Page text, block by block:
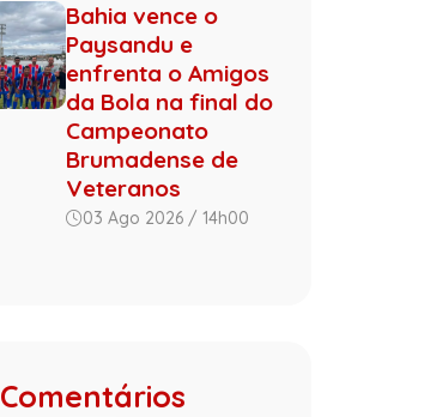
Bahia vence o
Paysandu e
enfrenta o Amigos
da Bola na final do
Campeonato
Brumadense de
Veteranos
03 Ago 2026 / 14h00
Comentários